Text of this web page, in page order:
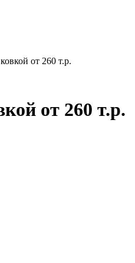
от 260 т.р.
от 260 т.р.